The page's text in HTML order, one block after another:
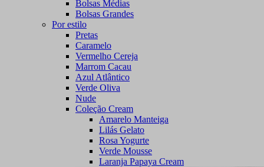
Bolsas Médias
Bolsas Grandes
Por estilo
Pretas
Caramelo
Vermelho Cereja
Marrom Cacau
Azul Atlântico
Verde Oliva
Nude
Coleção Cream
Amarelo Manteiga
Lilás Gelato
Rosa Yogurte
Verde Mousse
Laranja Papaya Cream